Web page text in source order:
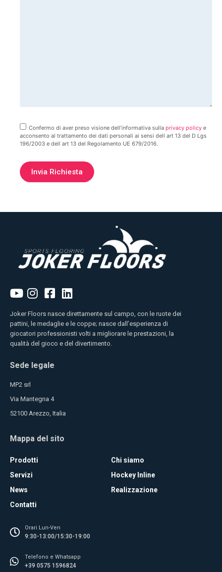
Confermo di aver preso visione dell’informativa sulla privacy policy e
acconsento al trattamento dei dati personali ai sensi dell art 13 del D Lgs
196/2003 e dell art 13 del Regolamento UE 679/2016.
Joker Floors nasce direttamente sul campo, con le ruote dei
pattini, le medaglie e le coppe; nasce dall’esperienza di
giocatori professionisti volti a migliorare le prestazioni, la
qualità del gioco e del divertimento.
Sede legale
MP2 srl
Via Mantegna 4
52100 Arezzo, Italia
Mappa del sito
Prodotti
Chi siamo
Servizi
Hockey Inline
News
Realizzazione
Contatti
Orari Lun-Ven
9:30-13:00/15:30-19:00
Telefono e Whatsapp
+39 0575 1596824